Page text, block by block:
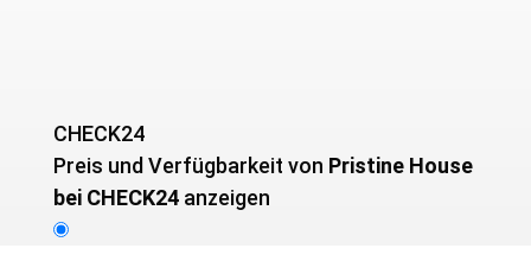
CHECK24
Preis und Verfügbarkeit von ­ Pristine House
bei CHECK24 anzeigen